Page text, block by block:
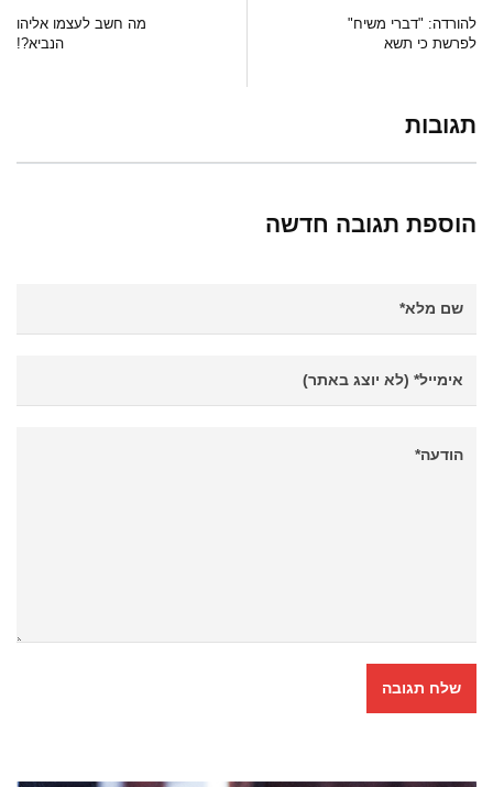
להורדה: "דברי משיח"
לפרשת כי תשא
מה חשב לעצמו אליהו
הנביא?!
תגובות
הוספת תגובה חדשה